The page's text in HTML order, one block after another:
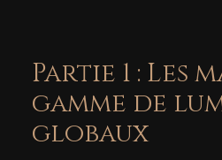
Partie 1 : Les
gamme de
globaux